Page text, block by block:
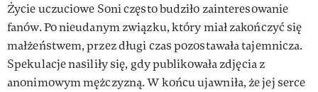
Życie uczuciowe Soni często budziło zainteresowanie
fanów. Po nieudanym związku, który miał zakończyć się
małżeństwem, przez długi czas pozostawała tajemnicza.
Spekulacje nasiliły się, gdy publikowała zdjęcia z
anonimowym mężczyzną. W końcu ujawniła, że jej serce